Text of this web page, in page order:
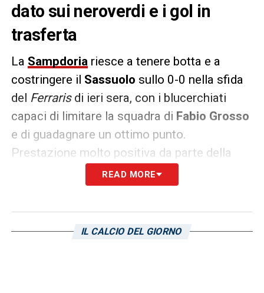
dato sui neroverdi e i gol in
trasferta
La Sampdoriariesce a tenere botta e a
costringere il Sassuolo sullo 0-0 nella sfida
del Ferrarisdi ieri sera, con i blucerchiati
capaci di limitare la squadra di Fabio Grosso
e di guadagnare un ottimo punto.
Prestazione molto positiva da parte della
Leonardo Semplici
dopo la sconfitta con ilSudtirol
Come riportaIl Secolo XIX, infatti, i neroverdi
READ MORE
IL CALCIO DEL GIORNO